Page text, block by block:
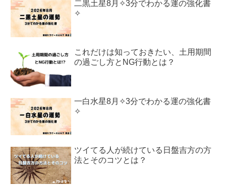
二黒土星8月✧3分でわかる運の強化書
✧
これだけは知っておきたい、土用期間
の過ごし方とNG行動とは？
一白水星8月✧3分でわかる運の強化書
✧
ツイてる人が続けている日盤吉方の方
法とそのコツとは？